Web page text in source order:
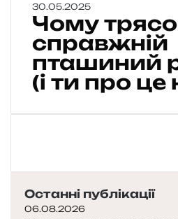
о
м
т
р
я
с
—
30.05.2025
Чому
справжній
пташиний
(і ти про це
Останні публікації
06.08.2026